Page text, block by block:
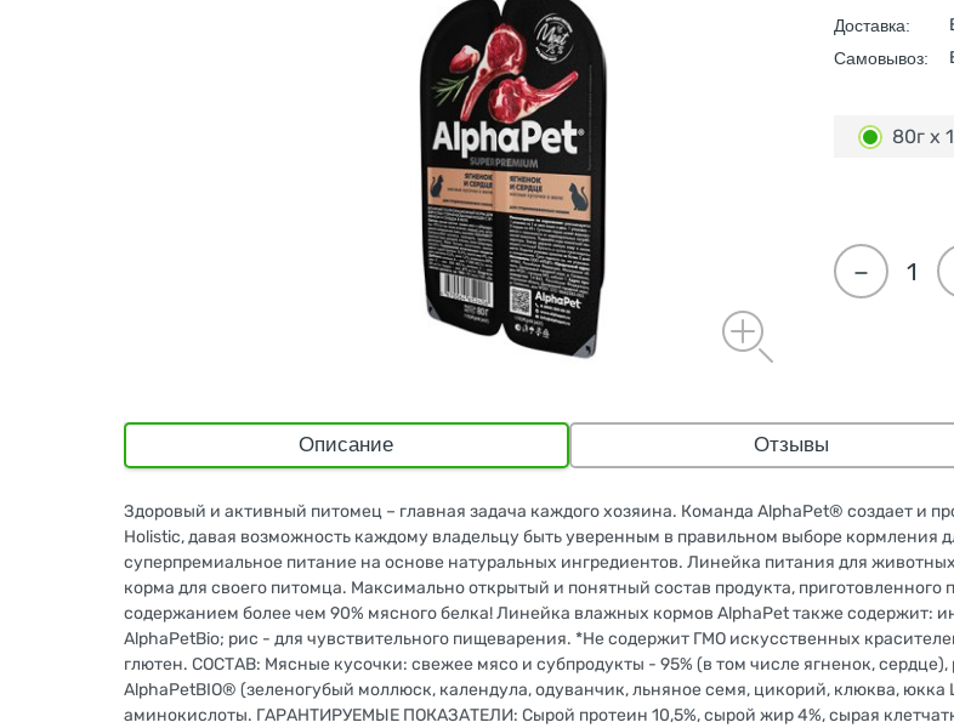
Доставка:
Самовывоз:
80г х
−
Описание Отзывы
Здоровый и активный питомец – главная задача каждого хозяина. Команда AlphaPet® создает и
Holistiс, давая возможность каждому владельцу быть уверенным в правильном выборе кормления
суперпремиальное питание на основе натуральных ингредиентов. Линейка питания для
корма для своего питомца. Максимально открытый и понятный состав продукта,
содержанием более чем 90% мясного белка! Линейка влажных кормов AlphaPet также содержит:
AlphaPetBio; рис - для чувствительного пищеварения. *Не содержит ГМО искусственных
глютен. СОСТАВ: Мясные кусочки: свежее мясо и субпродукты - 95% (в том числе ягненок,
AlphaPetBIO® (зеленогубый моллюск, календула, одуванчик, льняное семя, цикорий, клюква,
аминокислоты. ГАРАНТИРУЕМЫЕ ПОКАЗАТЕЛИ: Сырой протеин 10,5%, сырой жир 4%, сырая